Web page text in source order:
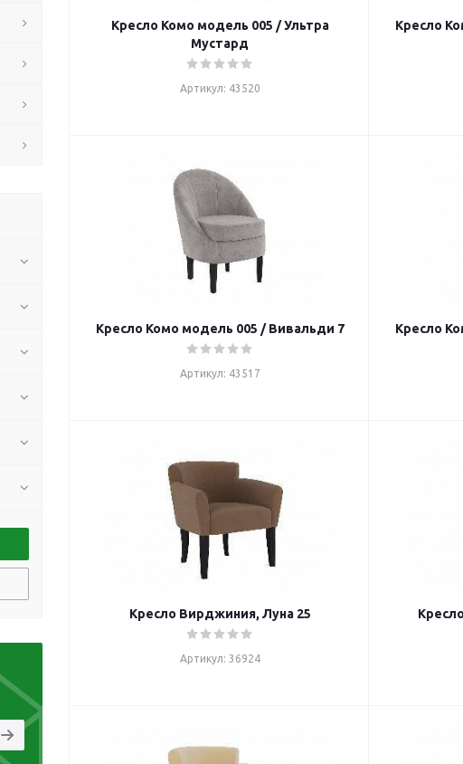
Кресло Комо модель 005 / Ультра
Мустард
Артикул: 43520
Кресло
Кресло Комо модель 005 / Вивальди 7
Артикул: 43517
Кресло
Кресло Вирджиния, Луна 25
Артикул: 36924